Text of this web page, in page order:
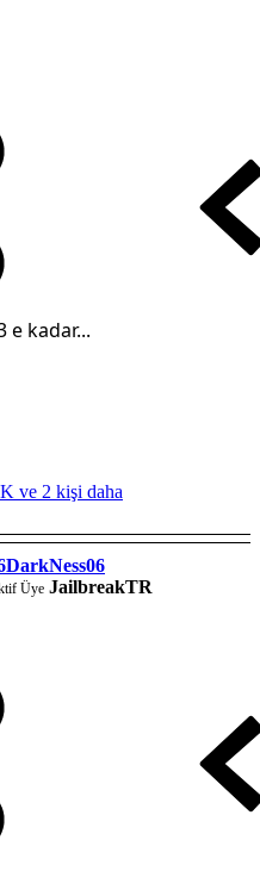
e kadar...
ve 2 kişi daha
Üye JailbreakTR